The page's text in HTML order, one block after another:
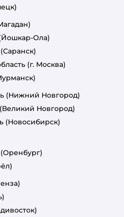
Ола)
(Саранск)
(г. Москва)
(Нижний Новгород)
(Великий Новгород)
(Новосибирск)
(Оренбург)